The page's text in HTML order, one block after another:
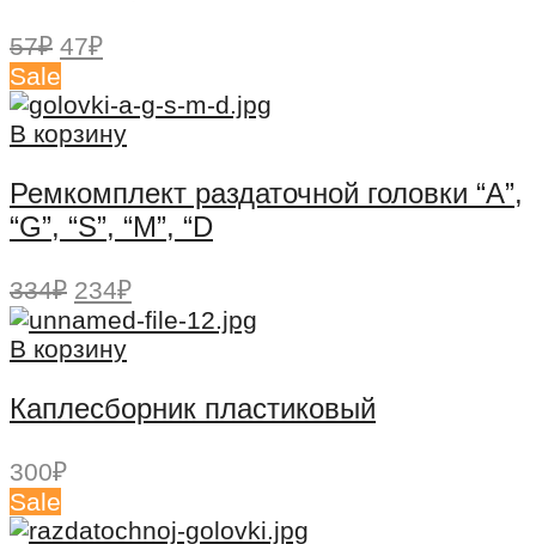
57₽ Первоначальная
цена
составляла
57₽.
47₽Текущая
47₽.
Sale
В корзину
Ремкомплект раздаточной головки “А”,
“G”, “S”, “M”, “D
334₽ Первоначальная
цена
составляла
234₽Текущая
цена:
В корзину
Каплесборник пластиковый
300₽
Sale